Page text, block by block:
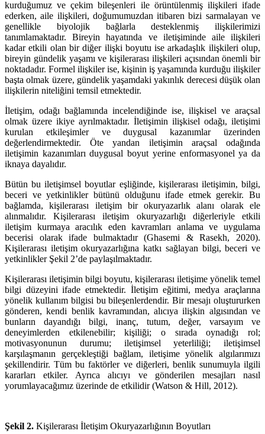
kurduğumuz ve çekim bileşenleri ile örüntülenmiş ilişkileri ifade
ederken, aile ilişkileri, doğumumuzdan itibaren bizi sarmalayan ve
genellikle biyolojik bağlarla desteklenmiş ilişkilerimizi
tanımlamaktadır. Bireyin hayatında ve iletişiminde aile ilişkileri
kadar etkili olan bir diğer ilişki boyutu ise arkadaşlık ilişkileri olup,
bireyin gündelik yaşamı ve kişilerarası ilişkileri açısından önemli bir
noktadadır. Formel ilişkiler ise, kişinin iş yaşamında kurduğu ilişkiler
başta olmak üzere, gündelik yaşamdaki yakınlık derecesi düşük olan
ilişkilerin niteliğini temsil etmektedir.
İletişim, odağı bağlamında incelendiğinde ise, ilişkisel ve araçsal
olmak üzere ikiye ayrılmaktadır. İletişimin ilişkisel odağı, iletişimi
kurulan etkileşimler ve duygusal kazanımlar üzerinden
değerlendirmektedir. Öte yandan iletişimin araçsal odağında
iletişimin kazanımları duygusal boyut yerine enformasyonel ya da
iknaya dayalıdır.
Bütün bu iletişimsel boyutlar eşliğinde, kişilerarası iletişimin, bilgi,
beceri ve yetkinlikler bütünü olduğunu ifade etmek gerekir. Bu
bağlamda, kişilerarası iletişim bir okuryazarlık alanı olarak ele
alınmalıdır. Kişilerarası iletişim okuryazarlığı diğerleriyle etkili
iletişim kurmaya aracılık eden kavramları anlama ve uygulama
becerisi olarak ifade bulmaktadır (Ghasemi & Rasekh, 2020).
Kişilerarası iletişim okuryazarlığına katkı sağlayan bilgi, beceri ve
yetkinlikler Şekil 2’de paylaşılmaktadır.
Kişilerarası iletişimin bilgi boyutu, kişilerarası iletişime yönelik temel
bilgi düzeyini ifade etmektedir. İletişim eğitimi, medya araçlarına
yönelik kullanım bilgisi bu bileşenlerdendir. Bir mesajı oluştururken
gönderen, kendi benlik kavramından, alıcıya ilişkin algısından ve
bunların dayandığı bilgi, inanç, tutum, değer, varsayım ve
deneyimlerden etkilenebilir; kişiliği; o sırada oynadığı rol;
motivasyonunun durumu; iletişimsel yeterliliği; iletişimsel
karşılaşmanın gerçekleştiği bağlam, iletişime yönelik algılarımızı
şekillendirir. Tüm bu faktörler ve diğerleri, benlik sunumuyla ilgili
kararları etkiler. Ayrıca alıcıyı ve gönderilen mesajları nasıl
yorumlayacağımız üzerinde de etkilidir (Watson & Hill, 2012).
Şekil 2. Kişilerarası İletişim Okuryazarlığının Boyutları